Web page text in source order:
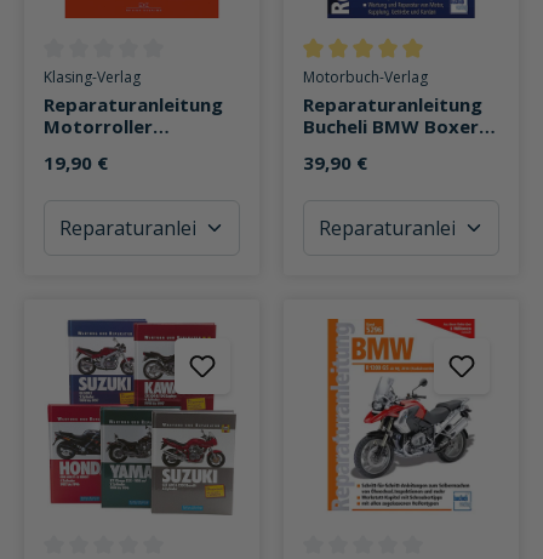
Durchschnittliche Bewertung von 0 von 5 Sternen
Klasing-Verlag
Reparaturanleitung
Motorroller
50-200cm³
19,90 €
Durchschnittliche Bewertung
Motorbuch-Verlag
Reparaturanleitung
Bucheli BMW Boxer
39,90 €